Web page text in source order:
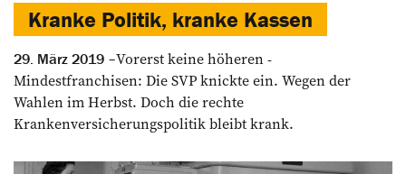
Kranke Politik, kranke Kassen
29. März 2019
Vorerst keine höheren ­
Mindestfranchisen: Die SVP knickte ein. Wegen der
Wahlen im Herbst. Doch die rechte
Krankenversicherungs­politik bleibt krank.